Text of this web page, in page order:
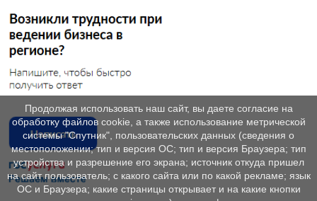
Продолжая использовать наш сайт, вы даете согласие на
обработку файлов cookie, а также использование метрической
системы "Спутник", пользовательских данных (сведения о
местоположении; тип и версия ОС; тип и версия Браузера; тип
устройства и разрешение его экрана; источник откуда пришел
на сайт пользователь; с какого сайта или по какой рекламе; язык
ОС и Браузера; какие страницы открывает и на какие кнопки